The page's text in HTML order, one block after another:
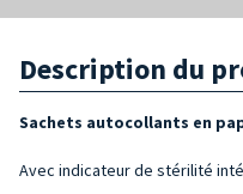
Description du
Sachets autocollants en
Avec indicateur de stérilité